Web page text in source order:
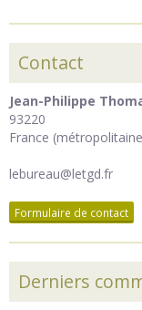
Contact
Jean-Philippe
93220
France
lebureau@letgd.fr
Formulaire de contact
Derniers